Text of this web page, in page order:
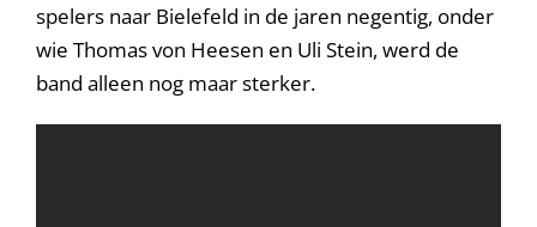
spelers naar Bielefeld in de jaren negentig, onder
wie Thomas von Heesen en Uli Stein, werd de
band alleen nog maar sterker.